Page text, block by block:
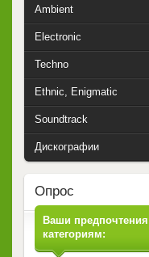
Ambient
Electronic
Techno
Ethnic, Enigmatic
Soundtrack
Дискографии
Опрос
Ваши предпочтения
категориям: